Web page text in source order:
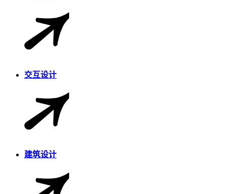
交互设计
建筑设计